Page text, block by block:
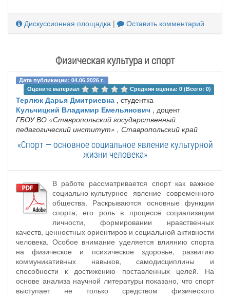
Дискуссионная площадка | Оставить комментарий
Физическая культура и спорт
Дата публикации: 04.06.2026 г.
Оцените материал
Средняя оценка: 0 (Всего: 0)
Терлюк Дарья Дмитриевна , студентка
Кульчицкий Владимир Емельянович , доцент
ГБОУ ВО «Ставропольский государственный
педагогический институт» , Ставропольский край
«Спорт — основное социальное явление культурной
жизни человека»
В работе рассматривается спорт как важное
социально-культурное явление современного
общества. Раскрываются основные функции
спорта, его роль в процессе социализации
личности, формировании нравственных
качеств, ценностных ориентиров и социальной активности
человека. Особое внимание уделяется влиянию спорта
на физическое и психическое здоровье, развитию
коммуникативных навыков, самодисциплины и
способности к достижению поставленных целей. На
основе анализа научной литературы показано, что спорт
выступает не только средством физического